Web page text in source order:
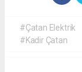
#Çatan Elektrik
#Kadir Çatan